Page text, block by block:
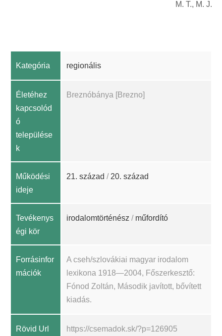
M. T., M. J.
Kategória regionális
Életéhez
kapcsolód
ó
települése
k
Breznóbánya [Brezno]
Működési
ideje
21. század / 20. század
Tevékenys
égi kör
irodalomtörténész / műfordító
Forrásinfor
mációk
A cseh/szlovákiai magyar irodalom
lexikona 1918—2004, Főszerkesztő:
Fónod Zoltán, Második javított, bővített
kiadás.
Rövid Url https://csemadok.sk/?p=126905